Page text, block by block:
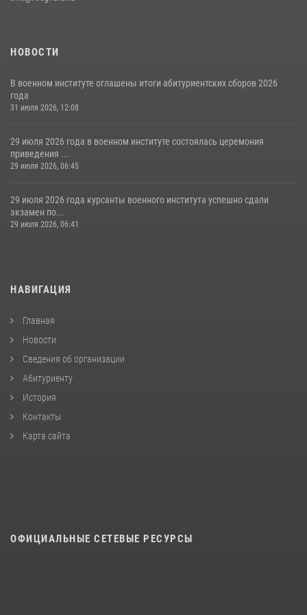
НОВОСТИ
В военном институте оглашены итоги абитуриентских сборов 2026
года
31 июля 2026, 12:08
29 июля 2026 года в военном институте состоялась церемония
приведения ...
29 июля 2026, 06:45
29 июля 2026 года курсанты военного института успешно сдали
экзамен по...
29 июля 2026, 06:41
НАВИГАЦИЯ
Главная
Новости
Сведения об организации
Абитуриенту
История
Контакты
Карта сайта
ОФИЦИАЛЬНЫЕ СЕТЕВЫЕ РЕСУРСЫ